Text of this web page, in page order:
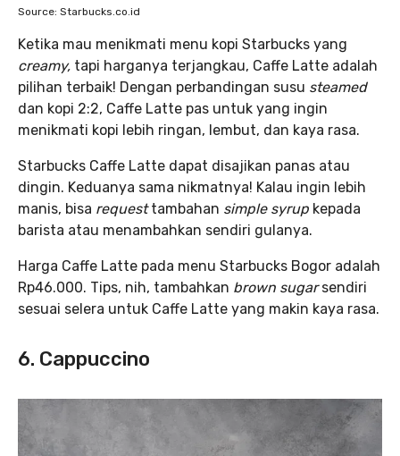
Source: Starbucks.co.id
Ketika mau menikmati menu kopi Starbucks yang
creamy, tapi harganya terjangkau, Caffe Latte adalah
pilihan terbaik! Dengan perbandingan susu steamed
dan kopi 2:2, Caffe Latte pas untuk yang ingin
menikmati kopi lebih ringan, lembut, dan kaya rasa.
Starbucks Caffe Latte dapat disajikan panas atau
dingin. Keduanya sama nikmatnya! Kalau ingin lebih
manis, bisa requesttambahan simple syrup kepada
barista atau menambahkan sendiri gulanya.
Harga Caffe Latte pada menu Starbucks Bogor adalah
Rp46.000. Tips, nih, tambahkan brown sugarsendiri
sesuai selera untuk Caffe Latte yang makin kaya rasa.
6. Cappuccino